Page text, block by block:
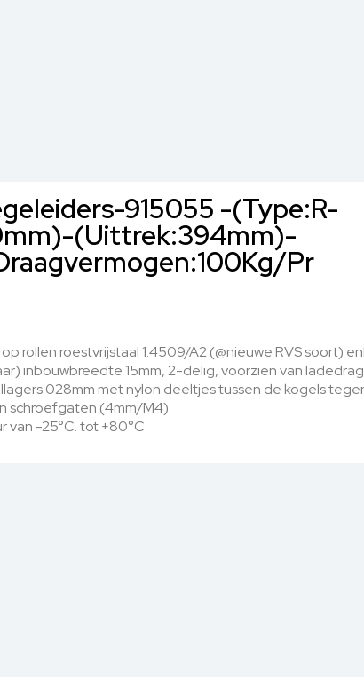
915055 -(Type:R-
(Uittrek:394mm)-
Pr
rollen roestvrijstaal 1.4509/A2 (@nieuwe RVS soort)
inbouwbreedte 15mm, 2-delig, voorzien van
028mm met nylon deeltjes tussen de kogels
schroefgaten (4mm/M4)
van -25°C. tot +80°C.